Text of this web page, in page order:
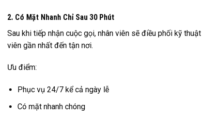
2. Có Mặt Nhanh Chỉ Sau 30 Phút
Sau khi tiếp nhận cuộc gọi, nhân viên sẽ điều phối kỹ thuật
viên gần nhất đến tận nơi.
Ưu điểm:
Phục vụ 24/7 kể cả ngày lễ
Có mặt nhanh chóng